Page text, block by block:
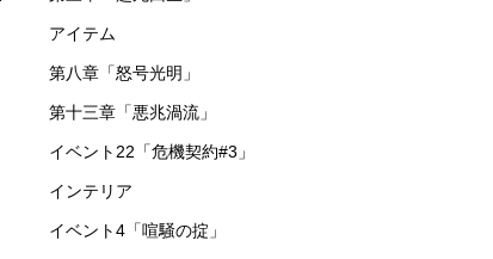
アイテム
第八章「怒号光明」
第十三章「悪兆渦流」
イベント22「危機契約#3」
インテリア
イベント4「喧騒の掟」